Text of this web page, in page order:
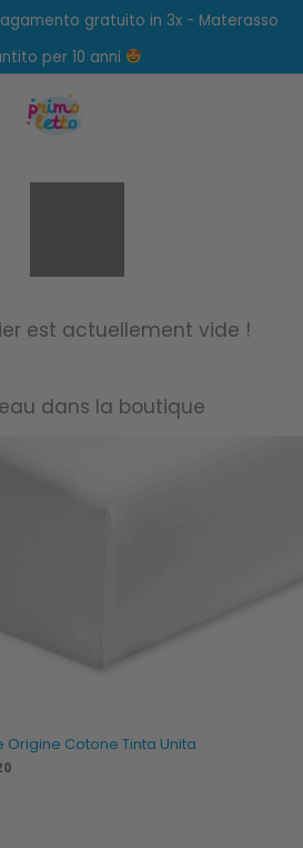
gratuito in 3x - Materasso
per 10 anni
est actuellement vide !
dans la boutique
Origine Cotone Tinta Unita